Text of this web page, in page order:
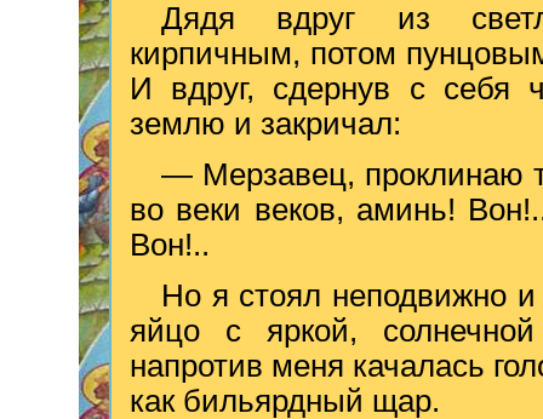
Дядя вдруг из
кирпичным, потом
И вдруг, сдернув с себя
землю и закричал:
— Мерзавец, проклинаю
во веки веков, аминь!
Вон!..
Но я стоял неподвижно
яйцо с яркой,
напротив меня качалась
как бильярдный щар.